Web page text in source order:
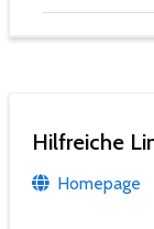
Hilfreiche
Homepage